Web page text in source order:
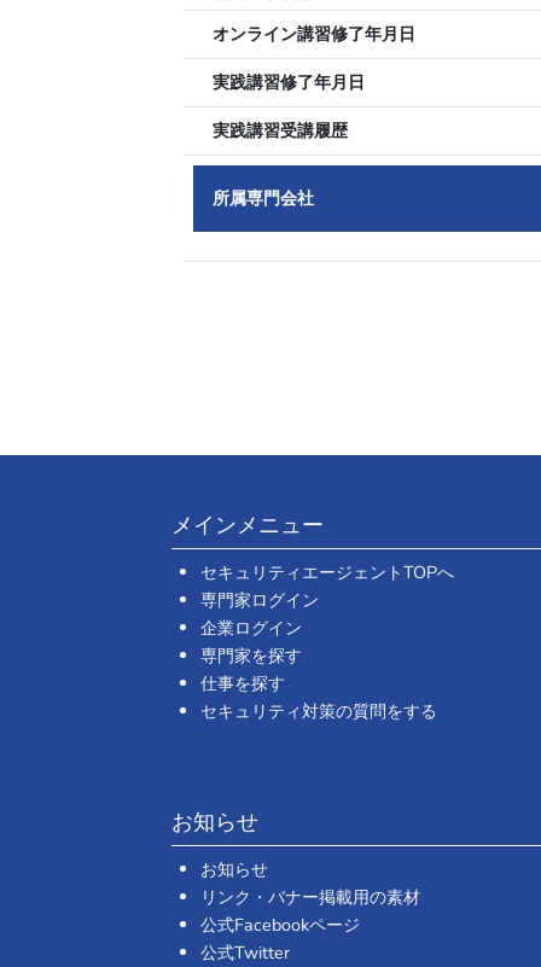
オンライン講習修了年月日
実践講習修了年月日
実践講習受講履歴
所属専門会社
メインメニュー
セキュリティエージェントTOPへ
専門家ログイン
企業ログイン
専門家を探す
仕事を探す
セキュリティ対策の質問をする
お知らせ
お知らせ
リンク・バナー掲載用の素材
公式Facebookページ
公式Twitter